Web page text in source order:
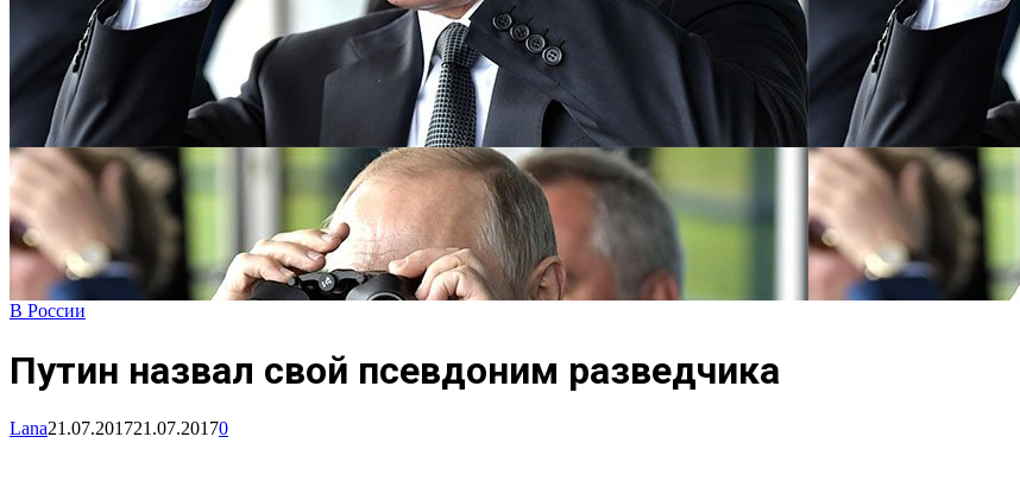
В России
Путин назвал свой псевдоним разведчика
Lana21.07.201721.07.20170